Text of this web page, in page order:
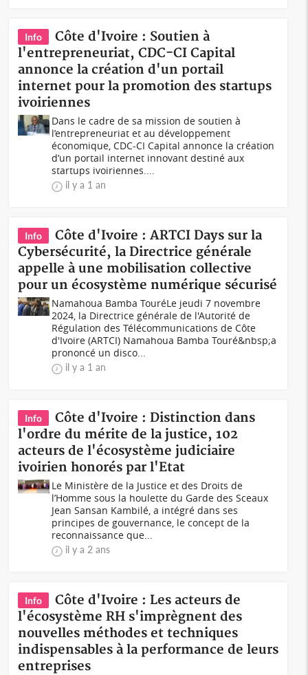
Info
Côte d'Ivoire : Soutien à
l'entrepreneuriat, CDC-CI Capital
annonce la création d'un portail
internet pour la promotion des startups
ivoiriennes
Dans le cadre de sa mission de soutien à
l’entrepreneuriat et au développement
économique, CDC-CI Capital annonce la création
d’un portail internet innovant destiné aux
startups ivoiriennes....
il y a 1 an
Info
Côte d'Ivoire : ARTCI Days sur la
Cybersécurité, la Directrice générale
appelle à une mobilisation collective
pour un écosystème numérique sécurisé
Namahoua Bamba TouréLe jeudi 7 novembre
2024, la Directrice générale de l'Autorité de
Régulation des Télécommunications de Côte
d'Ivoire (ARTCI) Namahoua Bamba Touré&nbsp;a
prononcé un disco...
il y a 1 an
Info
Côte d'Ivoire : Distinction dans
l'ordre du mérite de la justice, 102
acteurs de l'écosystème judiciaire
ivoirien honorés par l'Etat
Le Ministère de la Justice et des Droits de
l’Homme sous la houlette du Garde des Sceaux
Jean Sansan Kambilé, a intégré dans ses
principes de gouvernance, le concept de la
reconnaissance que...
il y a 2 ans
Info
Côte d'Ivoire : Les acteurs de
l'écosystème RH s'imprègnent des
nouvelles méthodes et techniques
indispensables à la performance de leurs
entreprises